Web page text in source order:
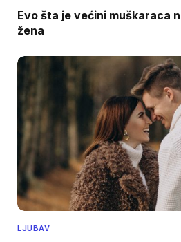
Evo šta je većini muškaraca
žena
LJUBAV